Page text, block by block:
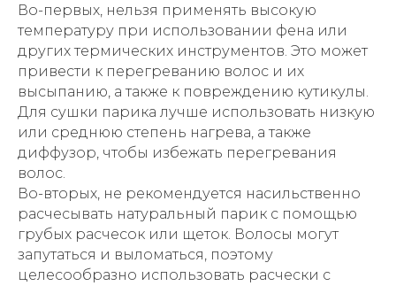
Во-первых, нельзя применять высокую
температуру при использовании фена или
других термических инструментов. Это может
привести к перегреванию волос и их
высыпанию, а также к повреждению кутикулы.
Для сушки парика лучше использовать низкую
или среднюю степень нагрева, а также
диффузор, чтобы избежать перегревания
волос.
Во-вторых, не рекомендуется насильственно
расчесывать натуральный парик с помощью
грубых расчесок или щеток. Волосы могут
запутаться и выломаться, поэтому
целесообразно использовать расчески с